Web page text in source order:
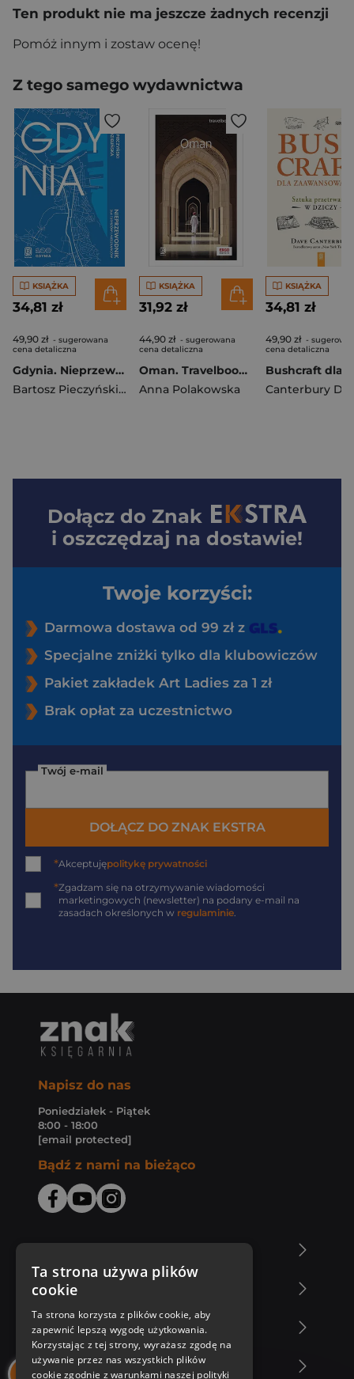
Ten produkt nie ma jeszcze żadnych recenzji
Pomóż innym i zostaw ocenę!
Z tego samego wydawnictwa
KSIĄŻKA
34,81 zł
49,90 zł - sugerowana
cena detaliczna
Gdynia. Nieprzewodnik dla turystów i mieszkańców
Bartosz Pieczyński
,Hanna Dzielińska
KSIĄŻKA
31,92 zł
44,90 zł - sugerowana
cena detaliczna
Oman. Travelbook wyd. 2
Anna Polakowska
KSIĄŻKA
34,81 zł
49,90 zł -
cena detaliczna
Canterbury
Dołącz do Znak
i oszczędzaj na dostawie!
Twoje korzyści:
Darmowa dostawa od 99 zł z
Specjalne zniżki tylko dla klubowiczów
Pakiet zakładek Art Ladies za 1 zł
Brak opłat za uczestnictwo
Twój e-mail
DOŁĄCZ DO ZNAK EKSTRA
*Akceptujępolitykę prywatności
*Zgadzam się na otrzymywanie wiadomości
marketingowych (newsletter) na podany e-mail na
zasadach określonych w regulaminie.
Napisz do nas
Poniedziałek - Piątek
8:00 - 18:00
[email protected]
Bądź z nami na bieżąco
Zakupy u nas
Nasza oferta
Nasi autorzy
Ta strona używa plików
cookie
Ta strona korzysta z plików cookie, aby
zapewnić lepszą wygodę użytkowania.
Korzystając z tej strony, wyrażasz zgodę na
używanie przez nas wszystkich plików
cookie zgodnie z warunkami naszej polityki